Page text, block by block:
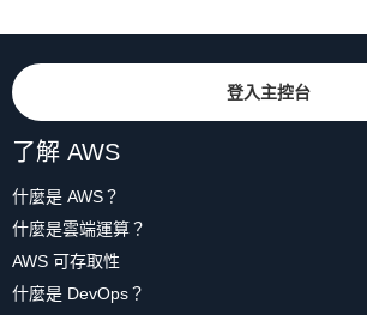
登入主控台
了解 AWS
什麼是 AWS？
什麼是雲端運算？
AWS 可存取性
什麼是 DevOps？